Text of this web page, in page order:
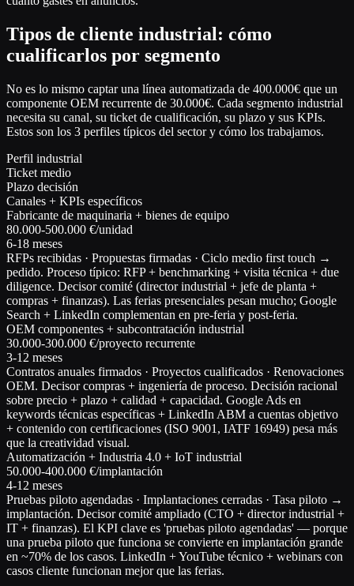
Tipos de cliente industrial: cómo
cualificarlos por segmento
No es lo mismo captar una línea automatizada de 400.000€ que un
componente OEM recurrente de 30.000€. Cada segmento industrial
necesita su canal, su ticket de cualificación, su plazo y sus KPIs.
Estos son los 3 perfiles típicos del sector y cómo los trabajamos.
Perfil industrial
Ticket medio
Plazo decisión
Canales + KPIs específicos
Fabricante de maquinaria + bienes de equipo
80.000-500.000 €/unidad
6-18 meses
RFPs recibidas · Propuestas firmadas · Ciclo medio first touch →
pedido. Proceso típico: RFP + benchmarking + visita técnica + due
diligence. Decisor comité (director industrial + jefe de planta +
compras + finanzas). Las ferias presenciales pesan mucho; Google
Search + LinkedIn complementan en pre-feria y post-feria.
OEM componentes + subcontratación industrial
30.000-300.000 €/proyecto recurrente
3-12 meses
Contratos anuales firmados · Proyectos cualificados · Renovaciones
OEM. Decisor compras + ingeniería de proceso. Decisión racional
sobre precio + plazo + calidad + capacidad. Google Ads en
keywords técnicas específicas + LinkedIn ABM a cuentas objetivo
+ contenido con certificaciones (ISO 9001, IATF 16949) pesa más
que la creatividad visual.
Automatización + Industria 4.0 + IoT industrial
50.000-400.000 €/implantación
4-12 meses
Pruebas piloto agendadas · Implantaciones cerradas · Tasa piloto →
implantación. Decisor comité ampliado (CTO + director industrial +
IT + finanzas). El KPI clave es 'pruebas piloto agendadas' — porque
una prueba piloto que funciona se convierte en implantación grande
en ~70% de los casos. LinkedIn + YouTube técnico + webinars con
casos cliente funcionan mejor que las ferias.